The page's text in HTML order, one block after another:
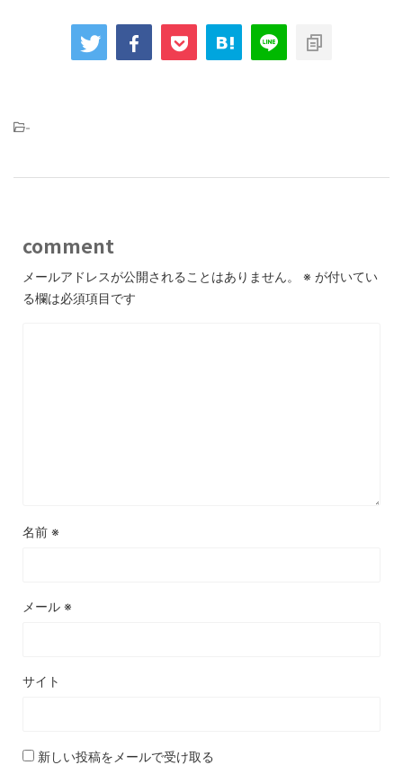
-
comment
メールアドレスが公開されることはありません。 ※ が付いてい
る欄は必須項目です
名前 ※
メール ※
サイト
新しい投稿をメールで受け取る